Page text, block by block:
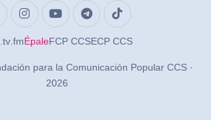
.tv .fmÉpaleFCP CCSECP CCS
para la Comunicación Popular CCS ·
2026